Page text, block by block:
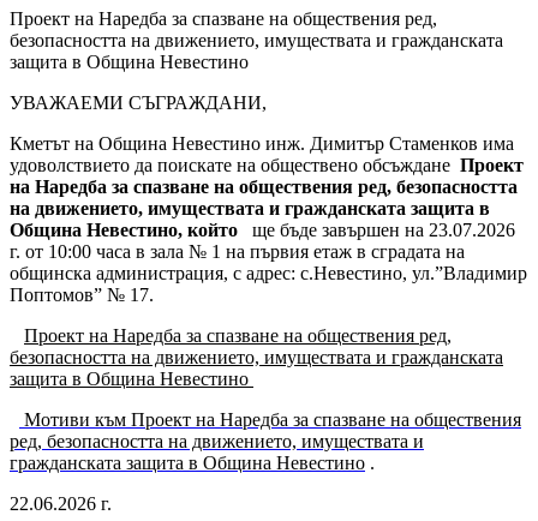
Проект на Наредба за спазване на обществения ред,
безопасността на движението, имуществата и гражданската
защита в Община Невестино
УВАЖАЕМИ СЪГРАЖДАНИ,
Кметът на Община Невестино инж. Димитър Стаменков има
удоволствието да поискате на обществено обсъждане Проект
на Наредба за спазване на обществения ред, безопасността
на движението, имуществата и гражданската защита в
Община Невестино, който ще бъде завършен на 23.07.2026
г. от 10:00 часа в зала № 1 на първия етаж в сградата на
общинска администрация, с адрес: с.Невестино, ул.”Владимир
Поптомов” № 17.
Проект на Наредба за спазване на обществения ред,
безопасността на движението, имуществата и гражданската
защита в Община Невестино
Мотиви към Проект на Наредба за спазване на обществения
ред, безопасността на движението, имуществата и
гражданската защита в Община Невестино .
22.06.2026 г.